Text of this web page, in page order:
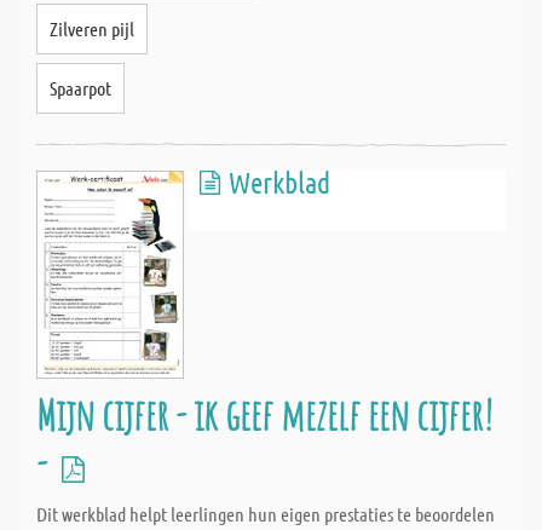
Zilveren pijl
Spaarpot
Werkblad
Mijn cijfer - ik geef mezelf een cijfer!
-
Dit werkblad helpt leerlingen hun eigen prestaties te beoordelen